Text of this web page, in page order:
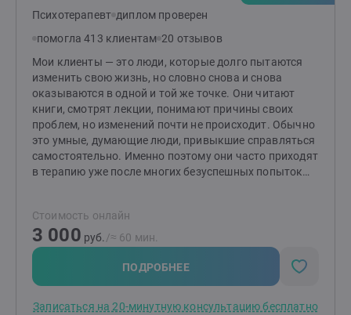
Психотерапевт диплом проверен
помогла 413 клиентам 20 отзывов
Мои клиенты — это люди, которые долго пытаются
изменить свою жизнь, но словно снова и снова
оказываются в одной и той же точке. Они читают
книги, смотрят лекции, понимают причины своих
проблем, но изменений почти не происходит. Обычно
это умные, думающие люди, привыкшие справляться
самостоятельно. Именно поэтому они часто приходят
в терапию уже после многих безуспешных попыток
современном научно обоснованном направлении
психотерапии. Для меня терапия — это не
бесконечные разговоры, а совместная работа с
понятной целью, планом и постепенными
изменениями в жизни.
Стоимость онлайн
3 000 руб. /≈ 60 мин.
ПОДРОБНЕЕ
Записаться на 20-минутную консультацию бесплатно